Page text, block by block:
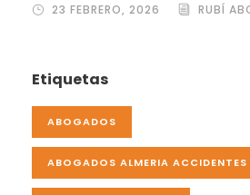
23 FEBRERO, 2026 RUBÍ
Etiquetas
ABOGADOS
ABOGADOS ALMERIA ACCIDENTES